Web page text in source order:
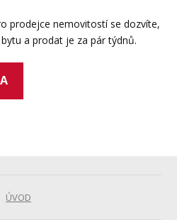
prodejce nemovitostí se dozvíte,
a prodat je za pár týdnů.
ÚVOD